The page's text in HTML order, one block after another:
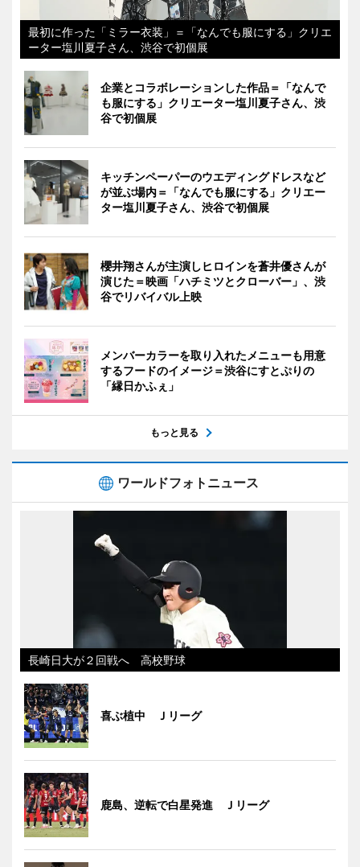
最初に作った「ミラー衣装」＝「なんでも服にする」クリエ
ーター塩川夏子さん、渋谷で初個展
企業とコラボレーションした作品＝「なんで
も服にする」クリエーター塩川夏子さん、渋
谷で初個展
キッチンペーパーのウエディングドレスなど
が並ぶ場内＝「なんでも服にする」クリエー
ター塩川夏子さん、渋谷で初個展
櫻井翔さんが主演しヒロインを蒼井優さんが
演じた＝映画「ハチミツとクローバー」、渋
谷でリバイバル上映
メンバーカラーを取り入れたメニューも用意
するフードのイメージ＝渋谷にすとぷりの
「縁日かふぇ」
もっと見る
ワールドフォトニュース
長崎日大が２回戦へ 高校野球
喜ぶ植中 Ｊリーグ
鹿島、逆転で白星発進 Ｊリーグ